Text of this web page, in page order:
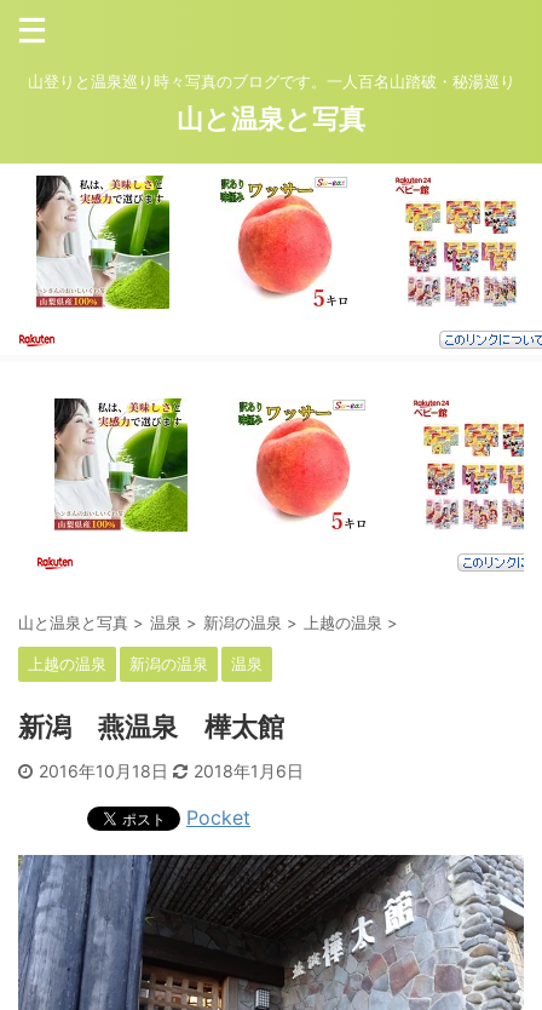
山登りと温泉巡り時々写真のブログです。一人百名山踏破・秘湯巡り
山と温泉と写真
山と温泉と写真 > 温泉 > 新潟の温泉 > 上越の温泉 >
上越の温泉 新潟の温泉 温泉
新潟 燕温泉 樺太館
2016年10月18日 2018年1月6日
Pocket